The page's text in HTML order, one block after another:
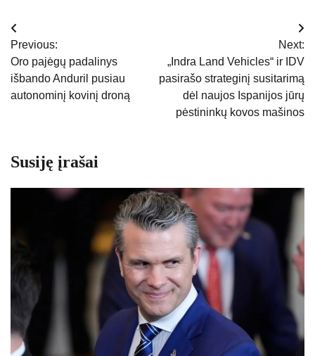
Navigacija
tarp
įrašų
Previous:
Oro pajėgų padalinys
išbando Anduril pusiau
autonominį kovinį droną
Next:
„Indra Land Vehicles“ ir IDV
pasirašo strateginį susitarimą
dėl naujos Ispanijos jūrų
pėstininkų kovos mašinos
Susiję įrašai